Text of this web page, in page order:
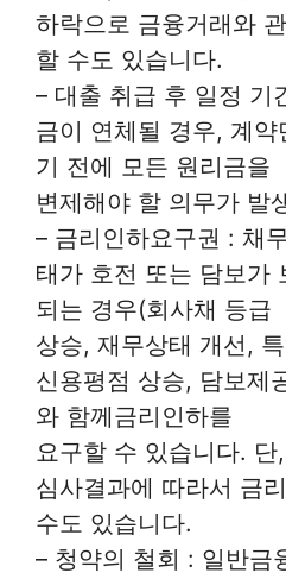
하락으로 금융거래와
할 수도 있습니다.
– 대출 취급 후 일정 기
금이 연체될 경우, 계
기 전에 모든 원리금을
변제해야 할 의무가 발
– 금리인하요구권 : 채
태가 호전 또는 담보가
되는 경우(회사채 등급
상승, 재무상태 개선,
신용평점 상승, 담보제
와 함께금리인하를
요구할 수 있습니다.
심사결과에 따라서 금
수도 있습니다.
– 청약의 철회 : 일반금